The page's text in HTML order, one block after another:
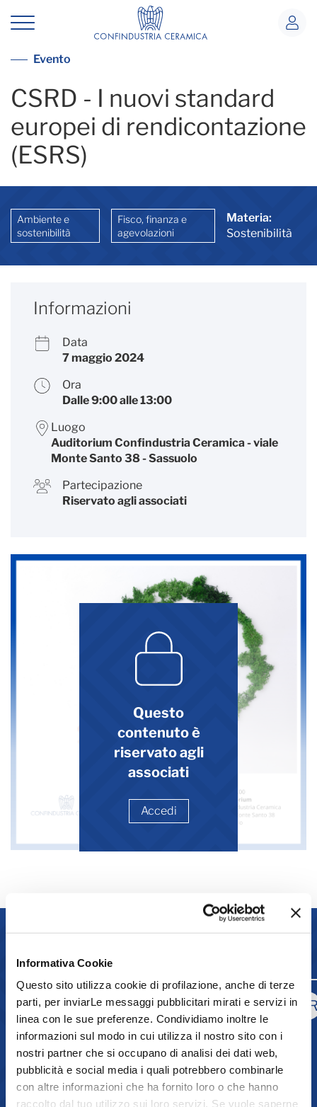
Informativa Cookie
Questo sito utilizza cookie di profilazione, anche di terze
parti, per inviarLe messaggi pubblicitari mirati e servizi in
linea con le sue preferenze. Condividiamo inoltre le
informazioni sul modo in cui utilizza il nostro sito con i
nostri partner che si occupano di analisi dei dati web,
pubblicità e social media i quali potrebbero combinarle
con altre informazioni che ha fornito loro o che hanno
raccolto dal tuo utilizzo sui loro servizi. Se vuole saperne
CSRD - Standard europei di
Vai alla lista eventi
Evento
CSRD - I nuovi standard
europei di rendicontazione
(ESRS)
Ambiente e
sostenibilità
Fisco, finanza e
agevolazioni
Materia:
Sostenibilità
Questo
contenuto è
riservato agli
associati
Accedi
Informazioni
Data
7 maggio 2024
Ora
Dalle 9:00 alle 13:00
Luogo
Auditorium Confindustria Ceramica - viale
Monte Santo 38 - Sassuolo
Partecipazione
Riservato agli associati
Contatti
LB Laura Busacchi
0536818238
3428815969
Contatta via mail